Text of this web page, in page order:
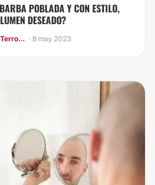
POBLADA Y CON ESTILO,
DESEADO?
Dr. Jesús Omar Carreón Terrones · 8 may 2023